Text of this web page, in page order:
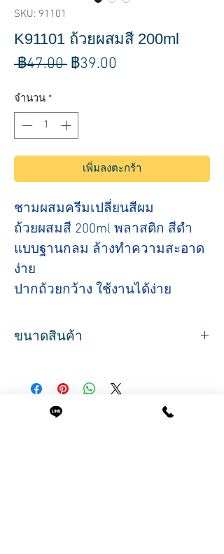
SKU: 91101
K91101 ถ้วยผสมสี 200ml
฿47.00 ราคา
฿39.00
จำนวน *
เพิ่มลงตะกร้า
ชามผสมครีมเปลี่ยนสีผม
ถ้วยผสมสี 200ml พลาสติก สีดำ
แบบฐานกลม ล้างทำความสะอาด
ง่าย
ปากถ้วยกว้าง ใช้งานได้ง่าย
ขนาดสินค้า
ขนาด กว้าง 13.8 สูง 6.5 ซม.